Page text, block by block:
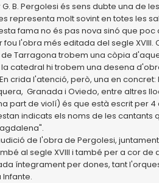
B. Pergolesi és sens dubte una de
representa molt sovint en totes les
fama no és pas nova sinó que
fou l'obra més editada del segle
Tarragona trobem una còpia
la catedral hi trobem una desena
crida l'atenció, però, una en
Granada i Oviedo, entre altres
part de violí) és que està escrit per
indicats els noms de les cantants
de l'obra de Pergolesi,
al segle XVIII i també per a cor
íntegrament per dones, tant
Infante.